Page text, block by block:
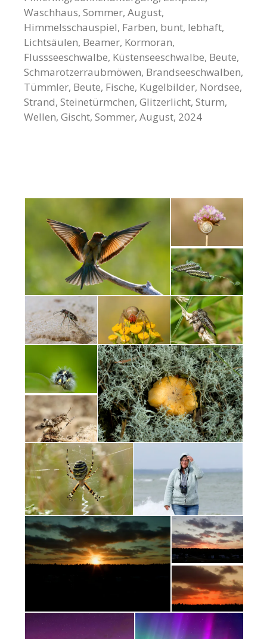
Waschhaus, Sommer, August,
Himmelsschauspiel, Farben, bunt, lebhaft,
Lichtsäulen, Beamer, Kormoran,
Flussseeschwalbe, Küstenseeschwalbe, Beute,
Schmarotzerraubmöwen, Brandseeschwalben,
Tümmler, Beute, Fische, Kugelbilder, Nordsee,
Strand, Steinetürmchen, Glitzerlicht, Sturm,
Wellen, Gischt, Sommer, August, 2024